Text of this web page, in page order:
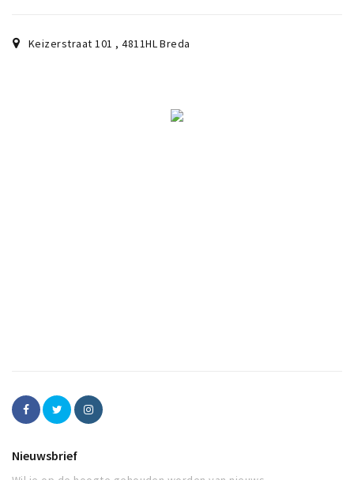
Keizerstraat 101 ,4811HLBreda
Nieuwsbrief